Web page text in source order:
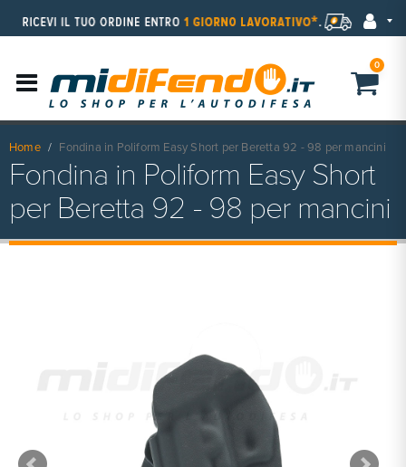
0
Home Fondina in Poliform Easy Short per Beretta 92 - 98 per mancini
Fondina in Poliform Easy Short
per Beretta 92 - 98 per mancini